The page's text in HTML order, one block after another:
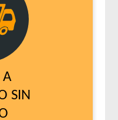
Renal Etapa Avanzada
Urinary
con Sobrepeso
Adulto Urinary
A
SIN